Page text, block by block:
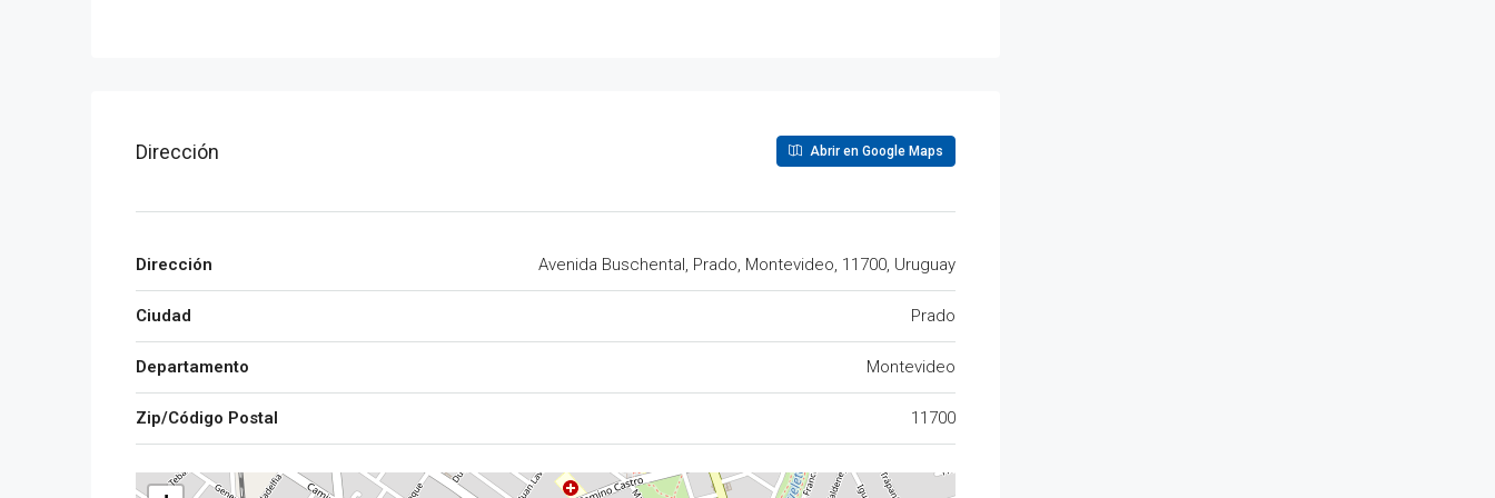
Dirección Abrir en Google Maps
Dirección Avenida Buschental, Prado, Montevideo, 11700, Uruguay
Ciudad Prado
Departamento Montevideo
Zip/Código Postal 11700